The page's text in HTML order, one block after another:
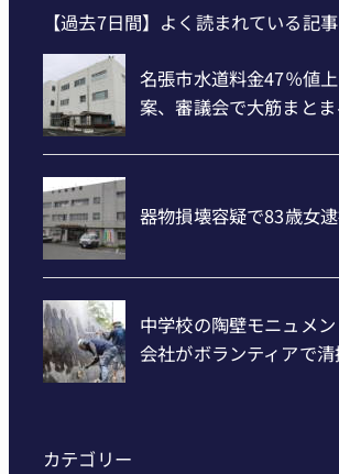
【過去7日間】よく読まれている記事
カテゴリー